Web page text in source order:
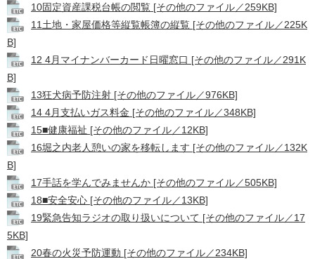
10固定資産課税台帳の閲覧 [その他のファイル／259KB]
11土地・家屋価格等縦覧帳簿の縦覧 [その他のファイル／225K
B]
12 4月マイナンバーカード日曜窓口 [その他のファイル／291K
B]
13狂犬病予防注射 [その他のファイル／976KB]
14 4月支払いガス料金 [その他のファイル／348KB]
15■健康福祉 [その他のファイル／12KB]
16堀之内老人憩いの家を移転します [その他のファイル／132K
B]
17手話を学んでみませんか [その他のファイル／505KB]
18■安全安心 [その他のファイル／13KB]
19緊急告知ラジオの取り扱いについて [その他のファイル／17
5KB]
20春の火災予防運動 [その他のファイル／234KB]